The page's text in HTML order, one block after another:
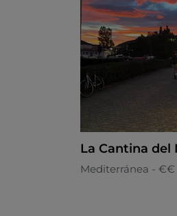
La Cantina del
Mediterránea - €€